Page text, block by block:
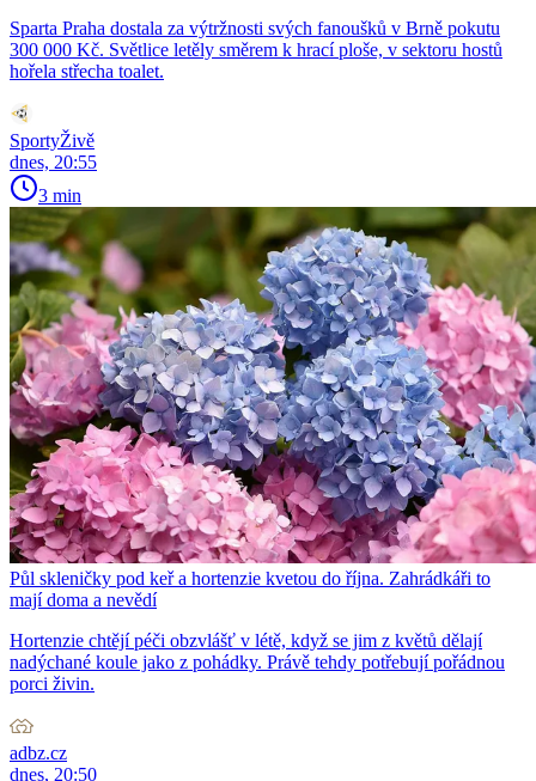
Sparta Praha dostala za výtržnosti svých fanoušků v Brně pokutu
300 000 Kč. Světlice letěly směrem k hrací ploše, v sektoru hostů
hořela střecha toalet.
SportyŽivě
dnes, 20:55
3 min
Půl skleničky pod keř a hortenzie kvetou do října. Zahrádkáři to
mají doma a nevědí
Hortenzie chtějí péči obzvlášť v létě, když se jim z květů dělají
nadýchané koule jako z pohádky. Právě tehdy potřebují pořádnou
porci živin.
adbz.cz
dnes, 20:50